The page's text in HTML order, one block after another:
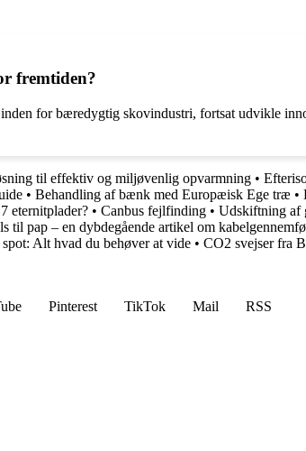
fremtiden?
for bæredygtig skovindustri, fortsat udvikle
til effektiv og miljøvenlig opvarmning •
• Behandling af bænk med Europæisk Ege træ •
eternitplader? • Canbus fejlfinding • Udskiftning af
til pap – en dybdegående artikel om
Alt hvad du behøver at vide • CO2 svejser fra
Pinterest TikTok Mail
RSS